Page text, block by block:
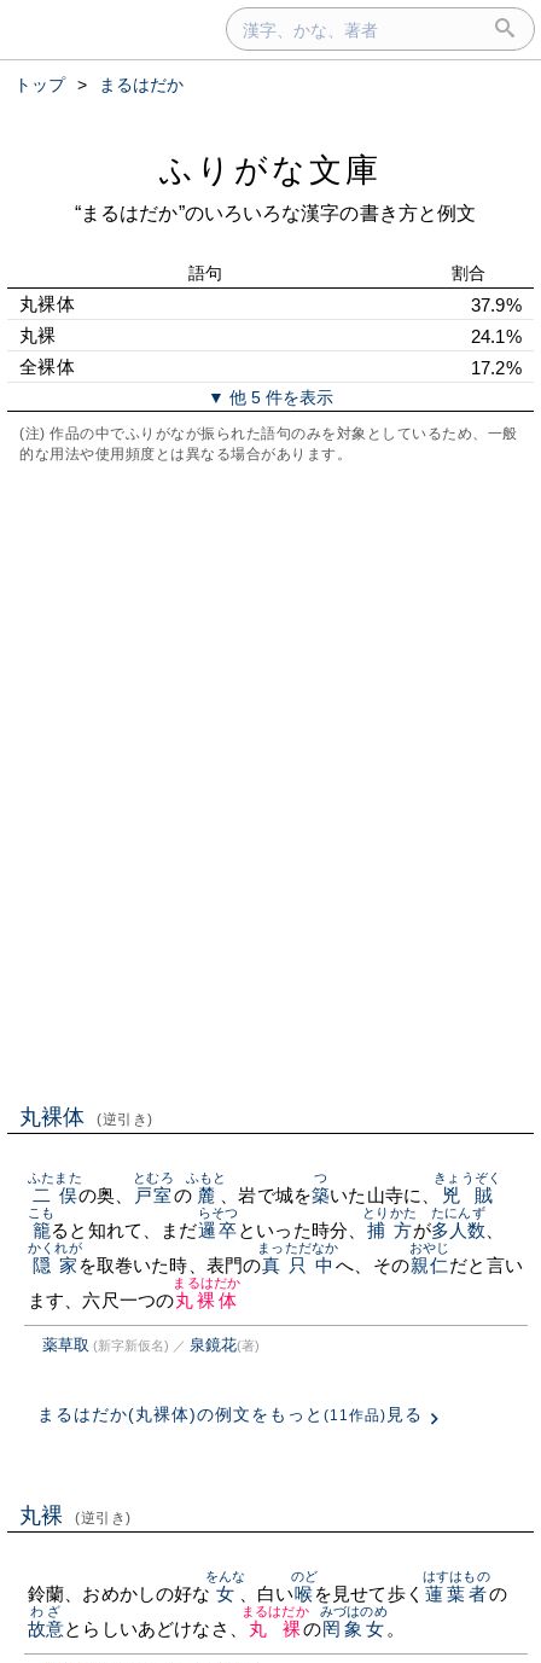
トップ > まるはだか
ふりがな文庫
“まるはだか”のいろいろな漢字の書き方と例文
語句 割合
丸裸体
37.9%
丸裸
24.1%
全裸体
17.2%
▼ 他 5 件を表示
(注) 作品の中でふりがなが振られた語句のみを対象としているため、一般
的な用法や使用頻度とは異なる場合があります。
丸裸体 (逆引き)
二俣
ふたまた
の奥、 戸室
とむろ
の 麓
ふもと
、岩で城を築
つ
いた山寺に、 兇賊
きょうぞく
籠
こも
ると知れて、まだ邏卒
らそつ
といった時分、 捕方
とりかた
が多人数
たにんず
隠家
かくれが
を取巻いた時、表門の真只中
まっただなか
へ、その親仁
おやじ
だと言い
ます、六尺一つの丸裸体
まるはだか
薬草取 (新字新仮名) ／ 泉鏡花(著)
まるはだか(丸裸体)の例文をもっと (11作品) 見る
丸裸 (逆引き)
鈴蘭、おめかしの好な 女
をんな
、白い喉
のど
を見せて歩く 蓮葉者
はすはもの
の
故意
わざ
とらしいあどけなさ、 丸裸
まるはだか
の罔象女
みづはのめ
。